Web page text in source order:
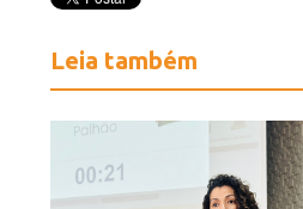
Leia também